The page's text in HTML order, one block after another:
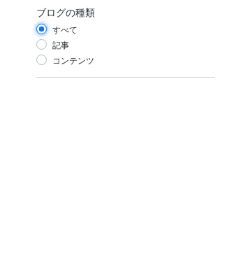
ブログの種類
すべて
記事
コンテンツ